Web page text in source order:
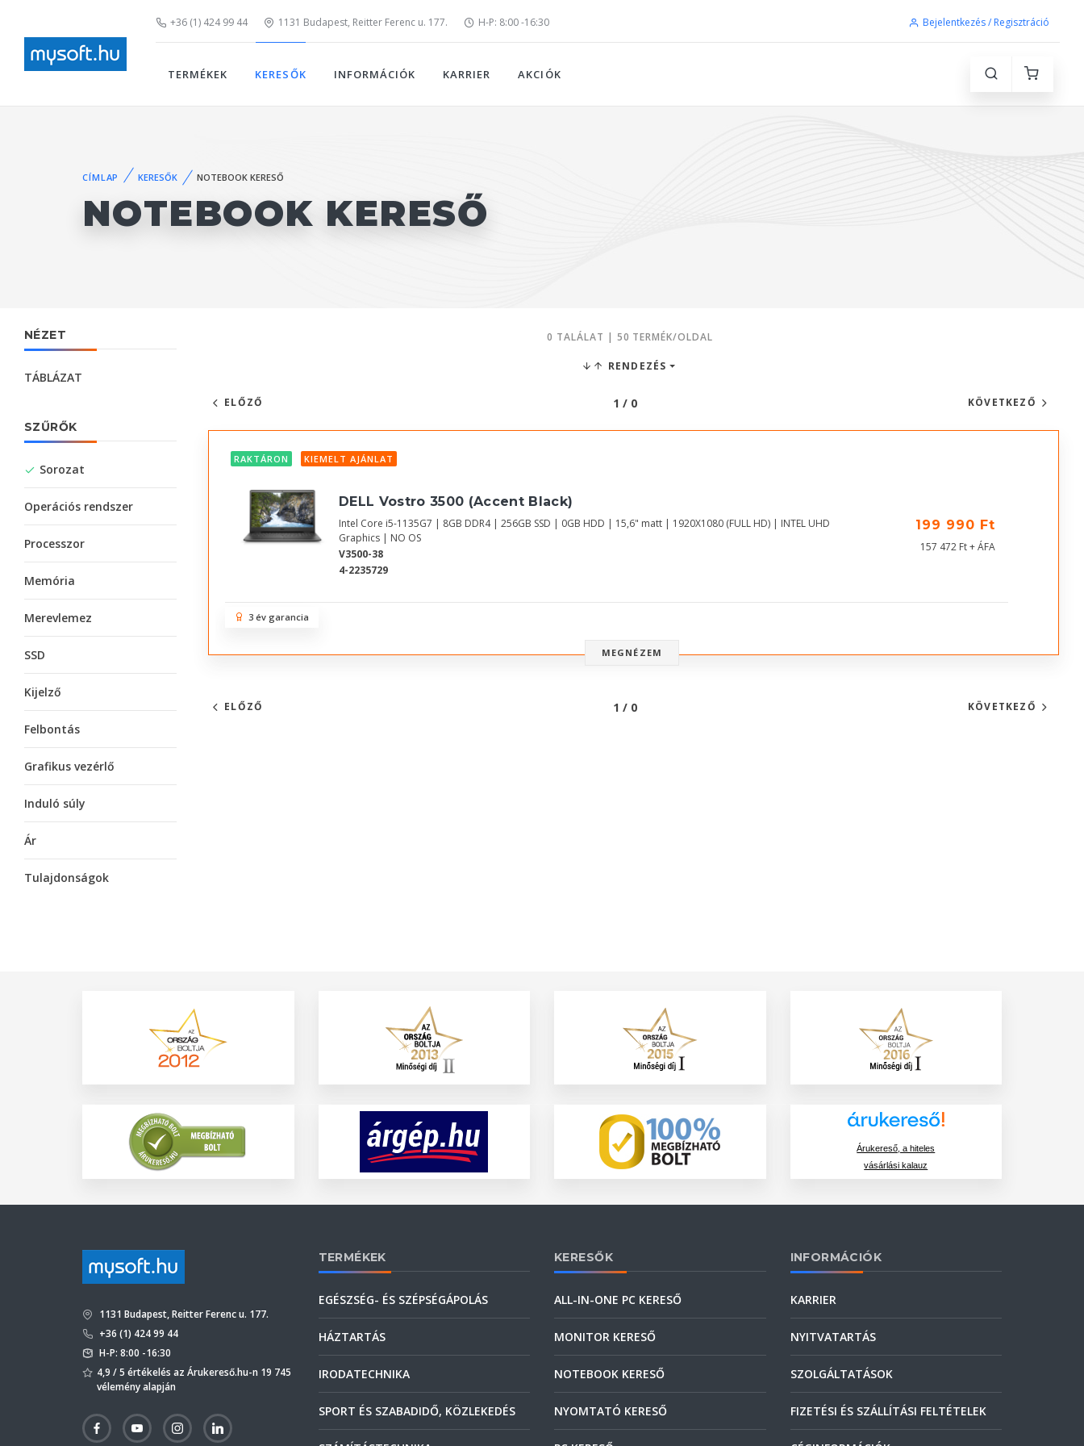
+36 (1) 424 99 44 1131 Budapest, Reitter Ferenc u. 177. H-P: 8:00 -16:30 Bejelentkezés / Regisztráció
TERMÉKEK KERESŐK INFORMÁCIÓK KARRIER AKCIÓK
CÍMLAP KERESŐK NOTEBOOK KERESŐ
NOTEBOOK KERESŐ
NÉZET
TÁBLÁZAT
SZŰRŐK
Sorozat
Operációs rendszer
Processzor
Memória
Merevlemez
SSD
Kijelző
Felbontás
Grafikus vezérlő
Induló súly
Ár
Tulajdonságok
0 TALÁLAT | 50 TERMÉK/OLDAL
RENDEZÉS
ELŐZŐ 1 / 0 KÖVETKEZŐ
RAKTÁRON KIEMELT AJÁNLAT
DELL Vostro 3500 (Accent Black)
Intel Core i5-1135G7 | 8GB DDR4 | 256GB SSD | 0GB HDD | 15,6" matt | 1920X1080 (FULL HD) | INTEL UHD
Graphics | NO OS
V3500-38
4-2235729
199 990 Ft
157 472 Ft + ÁFA
3 év garancia
MEGNÉZEM
ELŐZŐ 1 / 0 KÖVETKEZŐ
Árukereső, a hiteles
vásárlási kalauz
1131 Budapest, Reitter Ferenc u. 177.
+36 (1) 424 99 44
H-P: 8:00 -16:30
4,9 / 5 értékelés az Árukereső.hu-n 19 745
vélemény alapján
TERMÉKEK
EGÉSZSÉG- ÉS SZÉPSÉGÁPOLÁS
HÁZTARTÁS
IRODATECHNIKA
SPORT ÉS SZABADIDŐ, KÖZLEKEDÉS
KERESŐK
ALL-IN-ONE PC KERESŐ
MONITOR KERESŐ
NOTEBOOK KERESŐ
NYOMTATÓ KERESŐ
INFORMÁCIÓK
KARRIER
NYITVATARTÁS
SZOLGÁLTATÁSOK
FIZETÉSI ÉS SZÁLLÍTÁSI FELTÉTELEK